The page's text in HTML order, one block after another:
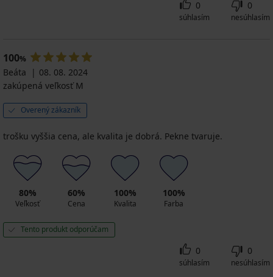
0
súhlasím
0
nesúhlasím
100%
Beáta
08. 08. 2024
zakúpená veľkosť M
Overený zákazník
trošku vyššia cena, ale kvalita je dobrá. Pekne tvaruje.
80%
Veľkosť
60%
Cena
100%
Kvalita
100%
Farba
Tento produkt odporúčam
0
súhlasím
0
nesúhlasím